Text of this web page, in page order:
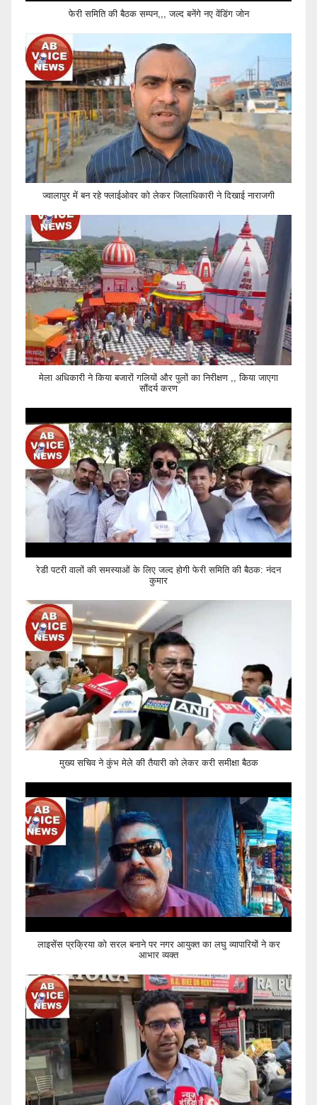
फेरी समिति की बैठक सम्पन,,, जल्द बनेंगे नए वेंडिंग जोन
ज्वालापुर में बन रहे फ्लाईओवर को लेकर जिलाधिकारी ने दिखाई नाराजगी
मेला अधिकारी ने किया बजारों गलियों और पुलों का निरीक्षण ,, किया जाएगा
सौंदर्य करण
रेडी पटरी वालों की समस्याओं के लिए जल्द होगी फेरी समिति की बैठक: नंदन
कुमार
मुख्य सचिव ने कुंभ मेले की तैयारी को लेकर करी समीक्षा बैठक
लाइसेंस प्रक्रिया को सरल बनाने पर नगर आयुक्त का लघु व्यापारियों ने कर
आभार व्यक्त